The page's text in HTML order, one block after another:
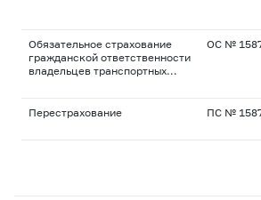
Обязательное страхование
гражданской ответственности
владельцев транспортных
ОС №
Перестрахование ПС №